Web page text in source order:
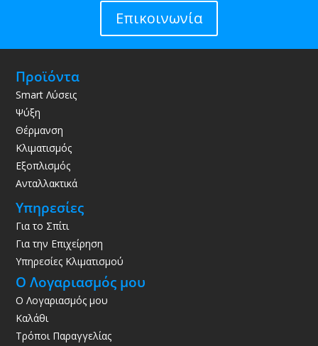
Επικοινωνία
Προϊόντα
Smart Λύσεις
Ψύξη
Θέρμανση
Κλιματισμός
Εξοπλισμός
Ανταλλακτικά
Υπηρεσίες
Για το Σπίτι
Για την Επιχείρηση
Υπηρεσίες Κλιματισμού
Ο Λογαριασμός μου
Ο Λογαριασμός μου
Καλάθι
Τρόποι Παραγγελίας